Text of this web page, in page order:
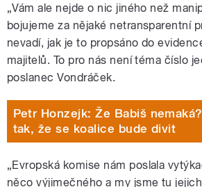
„Vám ale nejde o nic jiného než
bojujeme za nějaké netransparentní
nevadí, jak je to propsáno do
majitelů. To pro nás není téma číslo
poslanec Vondráček.
Petr Honzejk: Že Babiš
tak, že se koalice bude divit
„Evropská komise nám poslala
něco výjimečného a my jsme tu